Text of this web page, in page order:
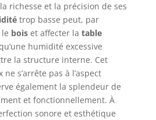
richesse et la précision de ses
trop basse peut, par
boiset affecter la table
humidité excessive
la structure interne. Cet
s’arrête pas à l’aspect
également la splendeur de
et fonctionnellement. À
sonore et esthétique